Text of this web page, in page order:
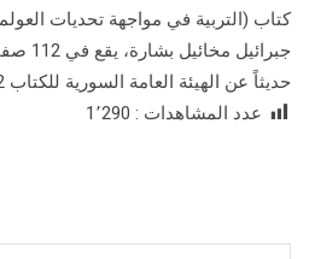
كتاب (التربية في مواجهة تحديات
حديثاً عن الهيئة العامة السورية للكتاب 2022.
عدد المشاهدات : 1٬290